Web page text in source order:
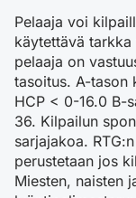
Pelaaja voi
käytettävä
pelaaja on
tasoitus. A-tason
HCP < 0-16.0 B-
36. Kilpailun
sarjajakoa.
perustetaan jos
Miesten, naisten